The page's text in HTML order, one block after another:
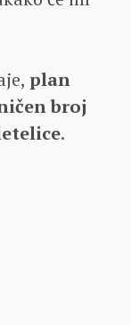
plan
broj
.